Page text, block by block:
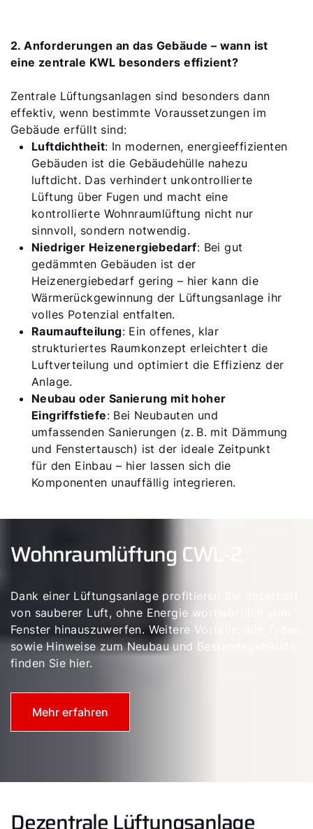
2. Anforderungen an das Gebäude – wann ist
eine zentrale KWL besonders effizient?
Zentrale Lüftungsanlagen sind besonders dann
effektiv, wenn bestimmte Voraussetzungen im
Gebäude erfüllt sind:
Luftdichtheit: In modernen, energieeffizienten
Gebäuden ist die Gebäudehülle nahezu
luftdicht. Das verhindert unkontrollierte
Lüftung über Fugen und macht eine
kontrollierte Wohnraumlüftung nicht nur
sinnvoll, sondern notwendig.
Niedriger Heizenergiebedarf: Bei gut
gedämmten Gebäuden ist der
Heizenergiebedarf gering – hier kann die
Wärmerückgewinnung der Lüftungsanlage ihr
volles Potenzial entfalten.
Raumaufteilung: Ein offenes, klar
strukturiertes Raumkonzept erleichtert die
Luftverteilung und optimiert die Effizienz der
Anlage.
Neubau oder Sanierung mit hoher
Eingriffstiefe: Bei Neubauten und
umfassenden Sanierungen (z. B. mit Dämmung
und Fenstertausch) ist der ideale Zeitpunkt
für den Einbau – hier lassen sich die
Komponenten unauffällig integrieren.
Wohnraumlüftung CWL-2
Dank einer Lüftungsanlage profitieren Sie dauerhaft
von sauberer Luft, ohne Energie wortwörtlich zum
Fenster hinauszuwerfen. Weitere Vorteile, alle Typen
sowie Hinweise zum Neubau und Bestandsgebäude
finden Sie hier.
Mehr erfahren
Dezentrale Lüftungsanlage
Servus!
Wie können wir Ihnen helfen?
Service kontaktieren
Fachhandwerker finden